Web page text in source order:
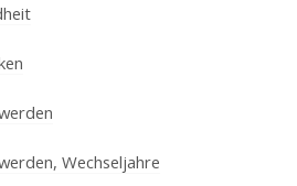
Wechseljahre